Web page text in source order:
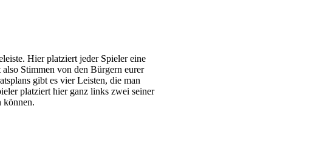
Hier platziert jeder Spieler eine
Stimmen von den Bürgern eurer
gibt es vier Leisten, die man
platziert hier ganz links zwei seiner
können.